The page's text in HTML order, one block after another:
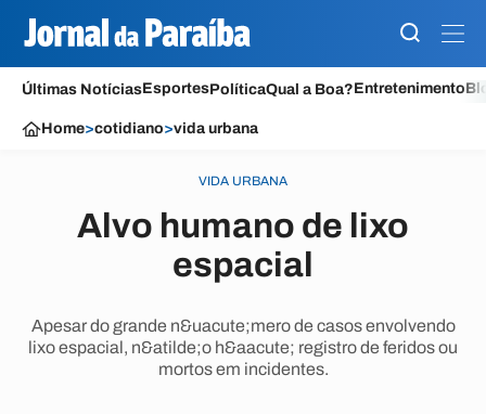
Últimas NotíciasEsportesPolíticaQual a Boa?Entretenimento
Home>cotidiano>vida urbana
VIDA URBANA
Alvo humano de lixo
espacial
Apesar do grande n&uacute;mero de casos envolvendo
lixo espacial, n&atilde;o h&aacute; registro de feridos ou
mortos em incidentes.